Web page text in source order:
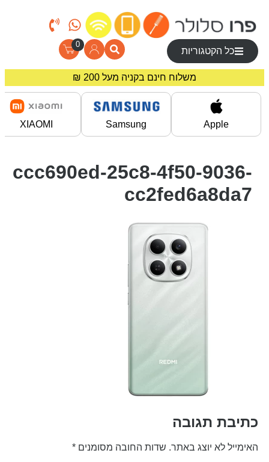
כל הקטגוריות
0
משלוח חינם בקניה מעל 200 ₪
מחירים מיוחדים לרוכשים באתר!
Apple
Samsung
XIAOMI
ccc690ed-25c8-4f50-9036-
cc2fed6a8da7
תגובה
לא יוצג באתר. שדות החובה מסומנים*